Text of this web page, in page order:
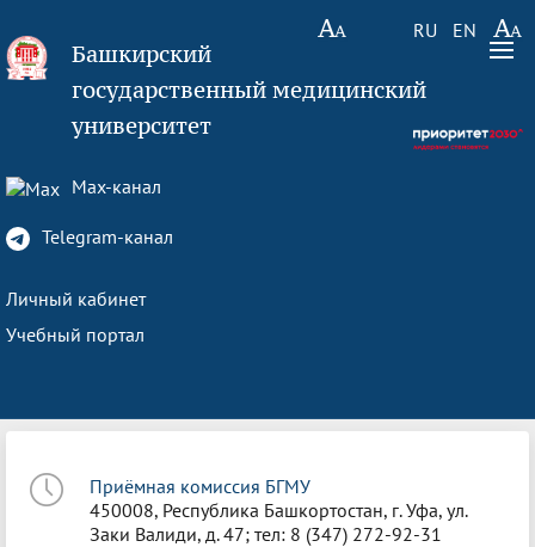
RU EN
Башкирский
государственный медицинский
университет
Max-канал
Telegram-канал
Личный кабинет
Учебный портал
Приёмная комиссия БГМУ
450008, Республика Башкортостан, г. Уфа, ул.
Заки Валиди, д. 47; тел: 8 (347) 272-92-31